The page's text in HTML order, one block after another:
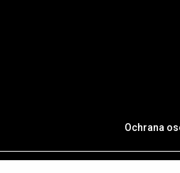
Ochrana